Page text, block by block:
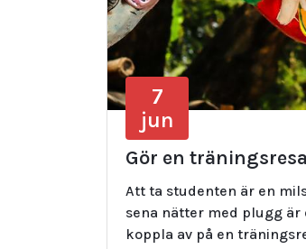
7
jun
Gör en
Att ta studenten är en
sena nätter med plugg är
koppla av på en